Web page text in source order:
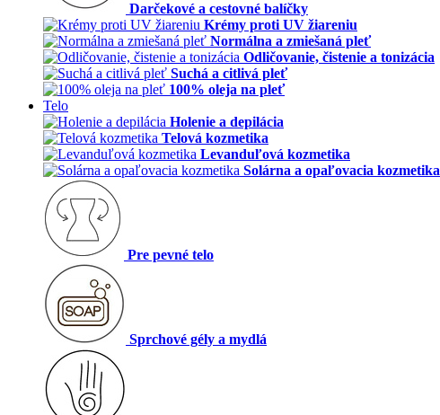
Darčekové a cestovné balíčky
Krémy proti UV žiareniu
Normálna a zmiešaná pleť
Odličovanie, čistenie a tonizácia
Suchá a citlivá pleť
100% oleja na pleť
Telo
Holenie a depilácia
Telová kozmetika
Levanduľová kozmetika
Solárna a opaľovacia kozmetika
Pre pevné telo
Sprchové gély a mydlá